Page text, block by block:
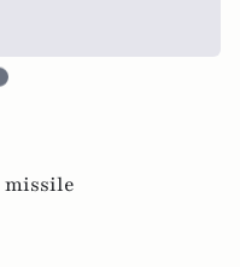
missile